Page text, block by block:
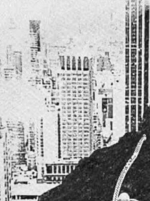
Pressione Enter para pesquisar ou ESC para